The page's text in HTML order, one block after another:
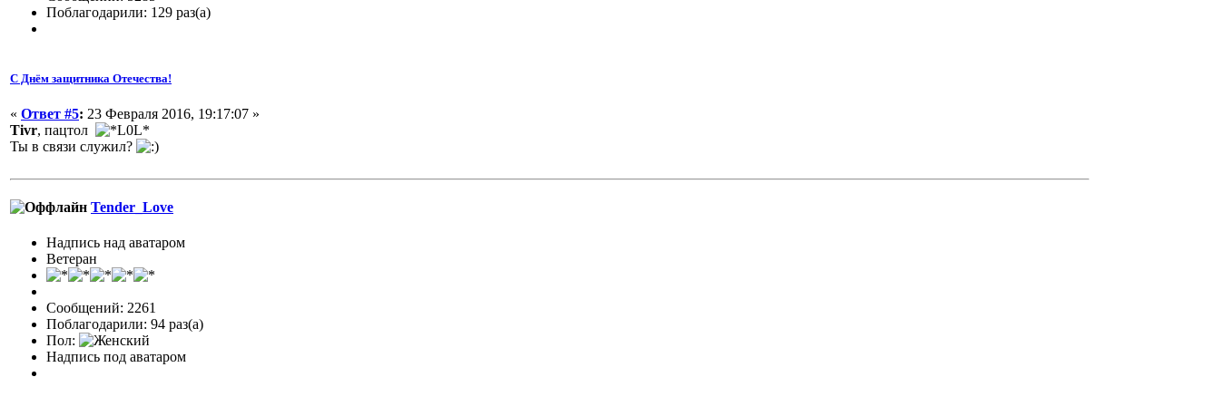
Поблагодарили: 129 раз(а)
С Днём защитника Отечества!
« Ответ #5: 23 Февраля 2016, 19:17:07 »
Tivr, пацтол
Ты в связи служил?
Tender_Love
Надпись над аватаром
Ветеран
Сообщений: 2261
Поблагодарили: 94 раз(а)
Пол:
Надпись под аватаром